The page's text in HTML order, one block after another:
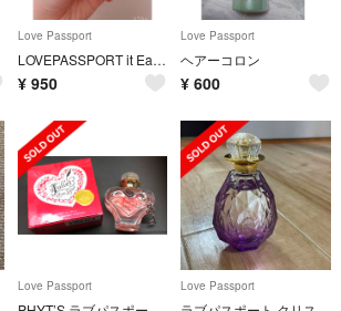
Love Passport
LOVEPASSPORT it Eau de parfum
¥ 950
Love Passport
ヘアーコロン
¥ 600
Love Passport Love Passport